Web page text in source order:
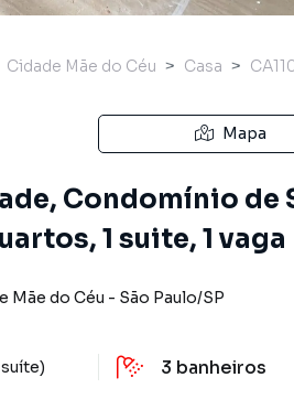
Cidade Mãe do Céu Casa
Mapa
Condomínio de
1 suite, 1 vaga
Mãe do Céu - São Paulo/SP
suíte) 3 banheiros